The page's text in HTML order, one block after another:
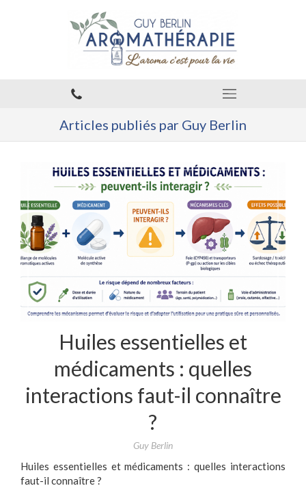
Articles publiés par Guy Berlin
Huiles essentielles et
médicaments : quelles
interactions faut-il connaître
?
Guy Berlin
Huiles essentielles et médicaments : quelles interactions
faut-il connaître ?